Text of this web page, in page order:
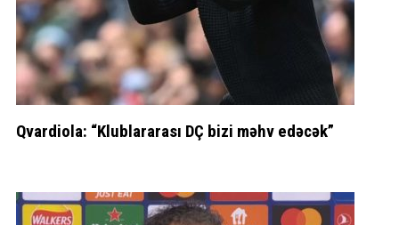
Qvardiola: “Klublararası DÇ bizi məhv edəcək”